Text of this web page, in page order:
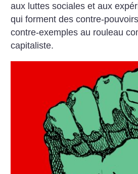
aux luttes sociales et aux
qui forment des contre-
contre-exemples au rouleau
capitaliste.